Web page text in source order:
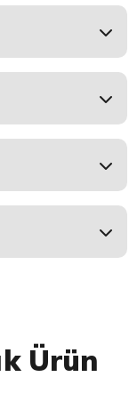
Ürün